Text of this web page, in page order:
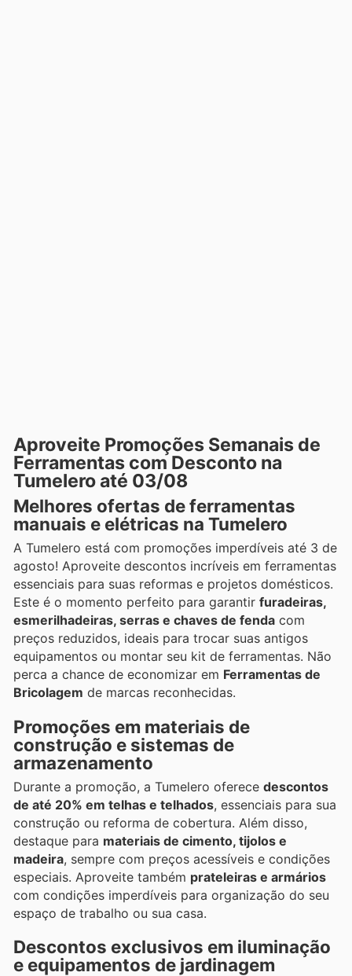
Aproveite Promoções Semanais de
Ferramentas com Desconto na
Tumelero até 03/08
Melhores ofertas de ferramentas
manuais e elétricas na Tumelero
A Tumelero está com promoções imperdíveis até 3 de
agosto! Aproveite descontos incríveis em ferramentas
essenciais para suas reformas e projetos domésticos.
Este é o momento perfeito para garantir furadeiras,
esmerilhadeiras, serras e chaves de fenda com
preços reduzidos, ideais para trocar suas antigos
equipamentos ou montar seu kit de ferramentas. Não
perca a chance de economizar em Ferramentas de
Bricolagem de marcas reconhecidas.
Promoções em materiais de
construção e sistemas de
armazenamento
Durante a promoção, a Tumelero oferece descontos
de até 20% em telhas e telhados, essenciais para sua
construção ou reforma de cobertura. Além disso,
destaque para materiais de cimento, tijolos e
madeira, sempre com preços acessíveis e condições
especiais. Aproveite também prateleiras e armários
com condições imperdíveis para organização do seu
espaço de trabalho ou sua casa.
Descontos exclusivos em iluminação
e equipamentos de jardinagem